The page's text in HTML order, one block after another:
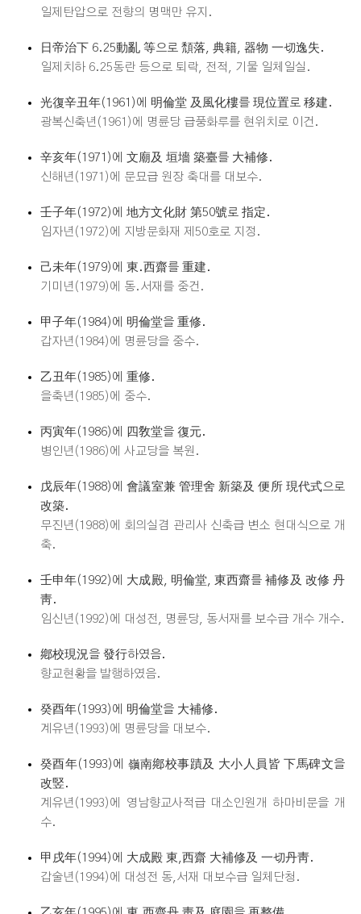
일제탄압으로 전향의 명맥만 유지.
日帝治下 6.25動亂 等으로 頹落, 典籍, 器物 一切逸失.
일제치하 6.25동란 등으로 퇴락, 전적, 기물 일체일실.
光復辛丑年(1961)에 明倫堂 及風化樓를 現位置로 移建.
광복신축년(1961)에 명륜당 급풍화루를 현위치로 이건.
辛亥年(1971)에 文廟及 垣墻 築臺를 大補修.
신해년(1971)에 문묘급 원장 축대를 대보수.
壬子年(1972)에 地方文化財 第50號로 指定.
임자년(1972)에 지방문화재 제50호로 지정.
己未年(1979)에 東.西齋를 重建.
기미년(1979)에 동.서재를 중건.
甲子年(1984)에 明倫堂을 重修.
갑자년(1984)에 명륜당을 중수.
乙丑年(1985)에 重修.
을축년(1985)에 중수.
丙寅年(1986)에 四敎堂을 復元.
병인년(1986)에 사교당을 복원.
戊辰年(1988)에 會議室兼 管理舍 新築及 便所 現代式으로
改築.
무진년(1988)에 회의실겸 관리사 신축급 변소 현대식으로 개
축.
壬申年(1992)에 大成殿, 明倫堂, 東西齋를 補修及 改修 丹
靑.
임신년(1992)에 대성전, 명륜당, 동서재를 보수급 개수 개수.
鄕校現況을 發行하였음.
향교현황을 발행하였음.
癸酉年(1993)에 明倫堂을 大補修.
계유년(1993)에 명륜당을 대보수.
癸酉年(1993)에 嶺南鄕校事蹟及 大小人員皆 下馬碑文을
改竪.
계유년(1993)에 영남향교사적급 대소인원개 하마비문을 개
수.
甲戌年(1994)에 大成殿 東,西齋 大補修及 一切丹靑.
갑술년(1994)에 대성전 동,서재 대보수급 일체단청.